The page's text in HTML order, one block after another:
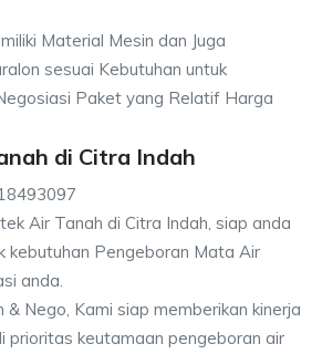
Material Mesin dan Juga
sesuai Kebutuhan untuk
Paket yang Relatif Harga
di Citra Indah
Air Tanah di Citra Indah, siap anda
kebutuhan Pengeboran Mata Air
anda.
& Nego, Kami siap memberikan kinerja
prioritas keutamaan pengeboran air